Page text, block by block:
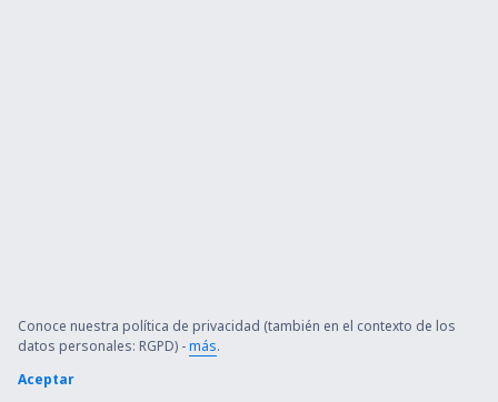
Conoce nuestra política de privacidad (también en el contexto de los
datos personales: RGPD) -más.
Aceptar